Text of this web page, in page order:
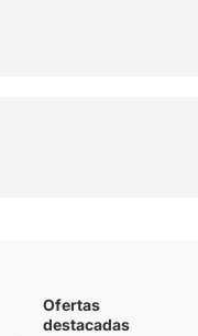
Ofertas
destacadas